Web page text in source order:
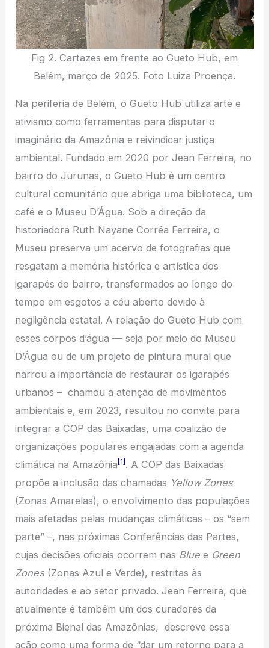
Fig 2. Cartazes em frente ao Gueto Hub, em
Belém, março de 2025. Foto Luiza Proença.
Na periferia de Belém, o Gueto Hub utiliza arte e
ativismo como ferramentas para disputar o
imaginário da Amazônia e reivindicar justiça
ambiental. Fundado em 2020 por Jean Ferreira, no
bairro do Jurunas, o Gueto Hub é um centro
cultural comunitário que abriga uma biblioteca, um
café e o Museu D’Água. Sob a direção da
historiadora Ruth Nayane Corrêa Ferreira, o
Museu preserva um acervo de fotografias que
resgatam a memória histórica e artística dos
igarapés do bairro, transformados ao longo do
tempo em esgotos a céu aberto devido à
negligência estatal. A relação do Gueto Hub com
esses corpos d’água — seja por meio do Museu
D’Água ou de um projeto de pintura mural que
narrou a importância de restaurar os igarapés
urbanos – chamou a atenção de movimentos
ambientais e, em 2023, resultou no convite para
integrar a COP das Baixadas, uma coalizão de
organizações populares engajadas com a agenda
climática na Amazônia [1] . A COP das Baixadas
propõe a inclusão das chamadas Yellow Zones
(Zonas Amarelas), o envolvimento das populações
mais afetadas pelas mudanças climáticas – os “sem
parte” –, nas próximas Conferências das Partes,
cujas decisões oficiais ocorrem nas Blue e Green
Zones(Zonas Azul e Verde), restritas às
autoridades e ao setor privado. Jean Ferreira, que
atualmente é também um dos curadores da
próxima Bienal das Amazônias, descreve essa
ação como uma forma de “dar um retorno para a